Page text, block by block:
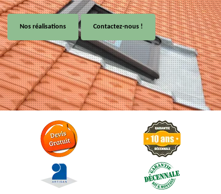
Nos réalisations Contactez-nous !